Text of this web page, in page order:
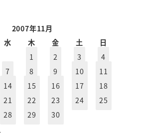
2007年11月
水 木 金 土
日
1
2 3
4
7 8 9 10
11
14 15 16 17
18
21 22 23 24
25
28 29
30